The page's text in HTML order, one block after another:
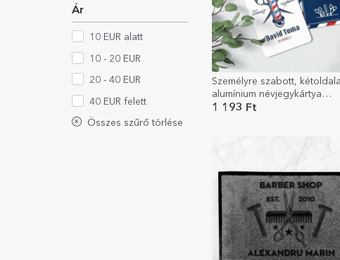
Ár
10 EUR alatt
10 - 20 EUR
20 - 40 EUR
40 EUR felett
Összes szűrő törlése
Személyre szabott,
alumínium névjegykártya
szöveggel - Barber Shop
1 193 Ft